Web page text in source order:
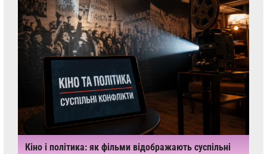
Кіно і політика: як фільми відображають суспільні